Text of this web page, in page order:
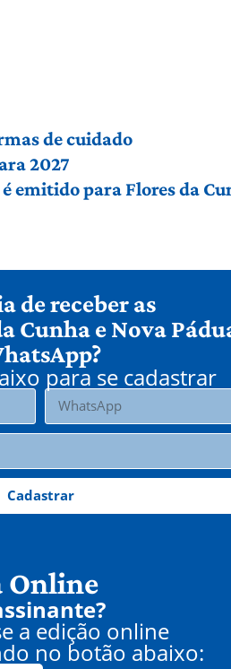
de cuidado
2027
emitido para Flores da
de receber as
Cunha e Nova
para se cadastrar
Cadastrar
Online
a edição online
no botão abaixo: